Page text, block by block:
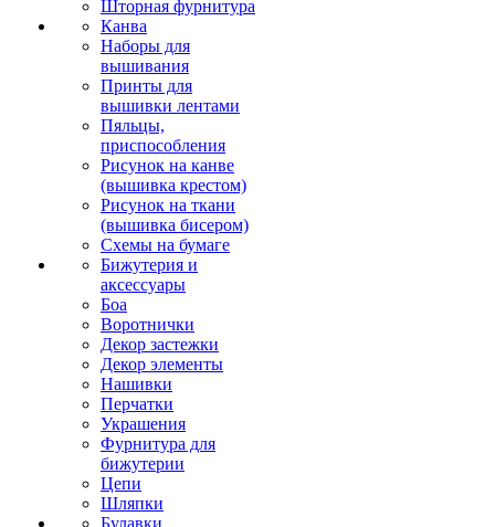
Шторная фурнитура
Канва
Наборы для
вышивания
Принты для
вышивки лентами
Пяльцы,
приспособления
Рисунок на канве
(вышивка крестом)
Рисунок на ткани
(вышивка бисером)
Схемы на бумаге
Бижутерия и
аксессуары
Боа
Воротнички
Декор застежки
Декор элементы
Нашивки
Перчатки
Украшения
Фурнитура для
бижутерии
Цепи
Шляпки
Булавки